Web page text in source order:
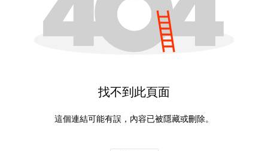
找不到此頁面
這個連結可能有誤，內容已被隱藏或刪除。